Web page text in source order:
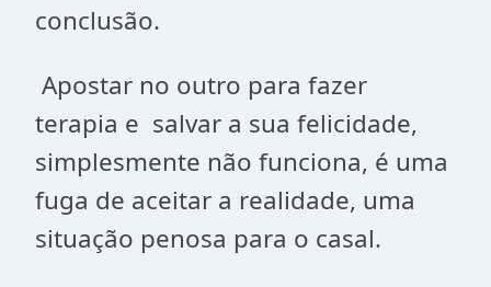
conclusão.
Apostar no outro para fazer
terapia e salvar a sua felicidade,
simplesmente não funciona, é uma
fuga de aceitar a realidade, uma
situação penosa para o casal.